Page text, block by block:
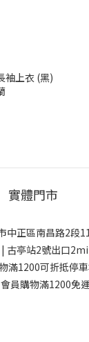
袖上衣 (黑)
實體門市
中正區南昌路2段
古亭站2號出口
滿1200可折抵停
員購物滿1200免